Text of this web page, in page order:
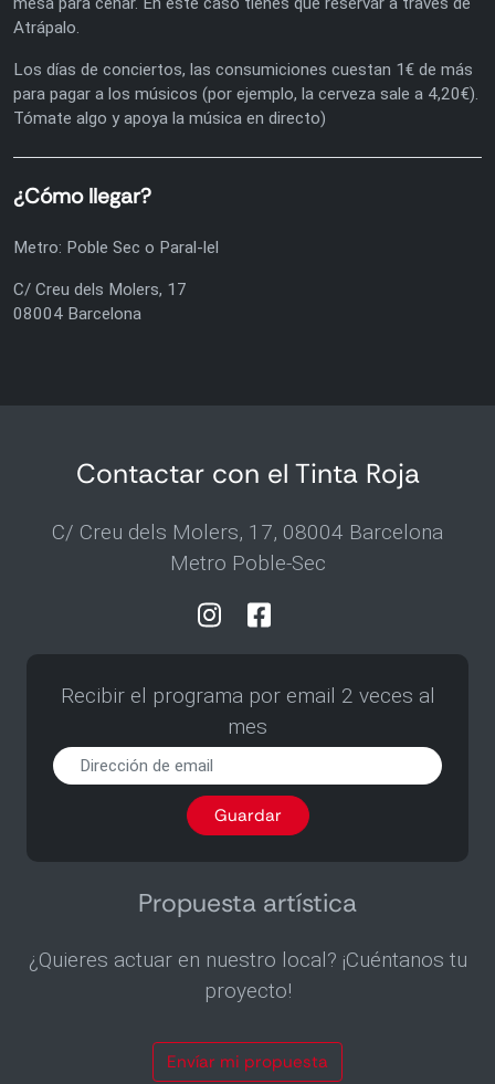
Atrápalo.
Los días de conciertos, las consumiciones cuestan 1€ de más
para pagar a los músicos (por ejemplo, la cerveza sale a 4,20€).
Tómate algo y apoya la música en directo)
¿Cómo llegar?
Metro: Poble Sec o Paral-lel
C/ Creu dels Molers, 17
08004 Barcelona
Contactar con el Tinta Roja
C/ Creu dels Molers, 17, 08004 Barcelona
Metro Poble-Sec
Recibir el programa por email 2 veces al
mes
programa
por
al
Guardar
Propuesta artística
¿Quieres actuar en nuestro local? ¡Cuéntanos tu
proyecto!
Envíar mi propuesta